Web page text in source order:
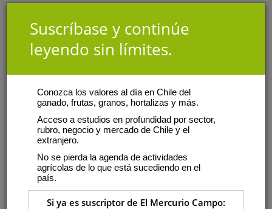
Suscríbase y continúe
leyendo sin límites.
Conozca los valores al día en Chile del
ganado, frutas, granos, hortalizas y más.
Acceso a estudios en profundidad por sector,
rubro, negocio y mercado de Chile y el
extranjero.
No se pierda la agenda de actividades
agrícolas de lo que está sucediendo en el
país.
Si ya es suscriptor de El Mercurio Campo: